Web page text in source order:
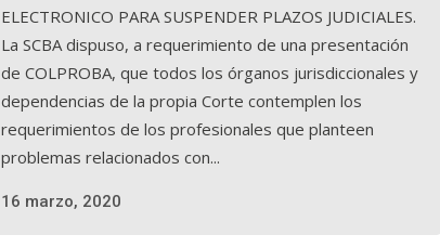
ELECTRONICO PARA SUSPENDER PLAZOS JUDICIALES.
La SCBA dispuso, a requerimiento de una presentación
de COLPROBA, que todos los órganos jurisdiccionales y
dependencias de la propia Corte contemplen los
requerimientos de los profesionales que planteen
problemas relacionados con...
16 marzo, 2020